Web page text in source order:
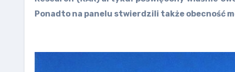
Ponadto na panelu stwierdzili także obecność